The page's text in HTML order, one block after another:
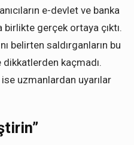
e-devlet ve banka
birlikte gerçek ortaya çıktı.
belirten saldırganların bu
dikkatlerden kaçmadı.
uzmanlardan uyarılar